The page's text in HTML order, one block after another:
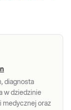
diagnosta
w dziedzinie
medycznej oraz